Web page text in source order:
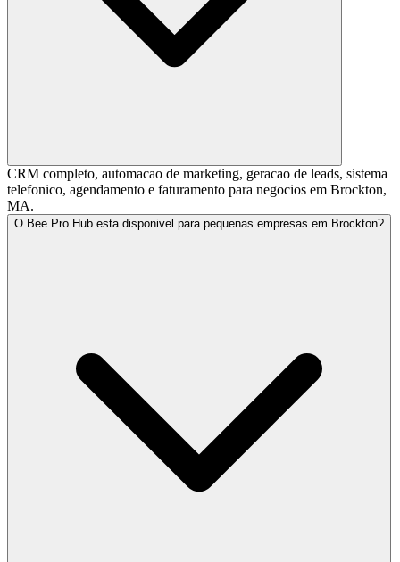
CRM completo, automacao de marketing, geracao de leads, sistema
telefonico, agendamento e faturamento para negocios em Brockton,
MA.
O Bee Pro Hub esta disponivel para pequenas empresas em Brockton?